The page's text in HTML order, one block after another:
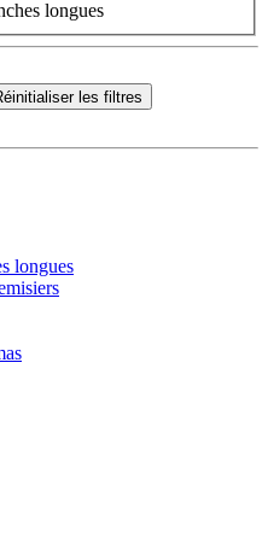
longues
les filtres
longues